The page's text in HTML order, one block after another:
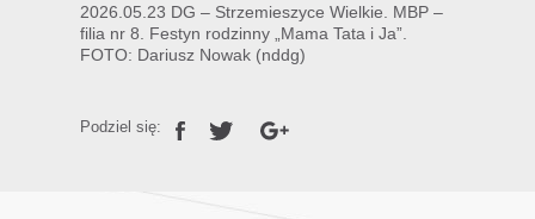
2026.05.23 DG – Strzemieszyce Wielkie. MBP –
filia nr 8. Festyn rodzinny „Mama Tata i Ja”.
FOTO: Dariusz Nowak (nddg)
Podziel się: